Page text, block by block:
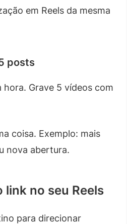
em Reels da mesma
posts
Grave 5 vídeos com
coisa. Exemplo: mais
nova abertura.
link no seu Reels
para direcionar